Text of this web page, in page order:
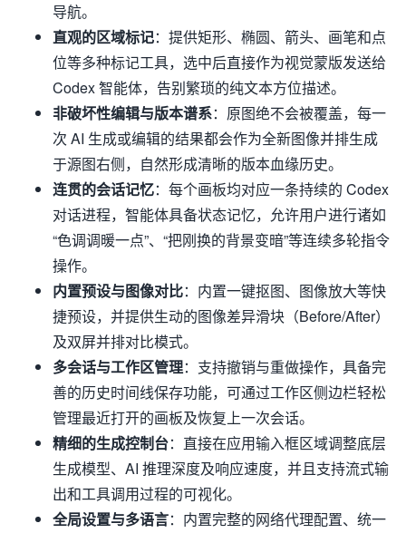
导航。
直观的区域标记：提供矩形、椭圆、箭头、画笔和点
位等多种标记工具，选中后直接作为视觉蒙版发送给
Codex 智能体，告别繁琐的纯文本方位描述。
非破坏性编辑与版本谱系：原图绝不会被覆盖，每一
次 AI 生成或编辑的结果都会作为全新图像并排生成
于源图右侧，自然形成清晰的版本血缘历史。
连贯的会话记忆：每个画板均对应一条持续的 Codex
对话进程，智能体具备状态记忆，允许用户进行诸如
“色调调暖一点”、“把刚换的背景变暗”等连续多轮指令
操作。
内置预设与图像对比：内置一键抠图、图像放大等快
捷预设，并提供生动的图像差异滑块（Before/After）
及双屏并排对比模式。
多会话与工作区管理：支持撤销与重做操作，具备完
善的历史时间线保存功能，可通过工作区侧边栏轻松
管理最近打开的画板及恢复上一次会话。
精细的生成控制台：直接在应用输入框区域调整底层
生成模型、AI 推理深度及响应速度，并且支持流式输
出和工具调用过程的可视化。
全局设置与多语言：内置完整的网络代理配置、统一